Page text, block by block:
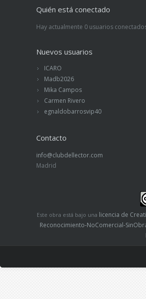
Quién está conectado
Hay actualmente 0 usuarios
Nuevos usuarios
ICARO
Madb2026
Mika Campos
Carmen Rivero
egnaldobarrosvip40
Contacto
info@clubdellector.com
Madrid
Este obra está bajo una licencia de
Reconocimiento-NoComercial-